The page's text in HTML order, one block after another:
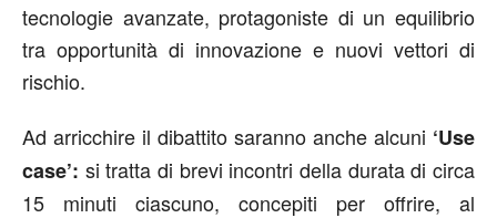
tecnologie avanzate, protagoniste di un equilibrio
tra opportunità di innovazione e nuovi vettori di
rischio.
Ad arricchire il dibattito saranno anche alcuni ‘Use
case’: si tratta di brevi incontri della durata di circa
15 minuti ciascuno, concepiti per offrire, al